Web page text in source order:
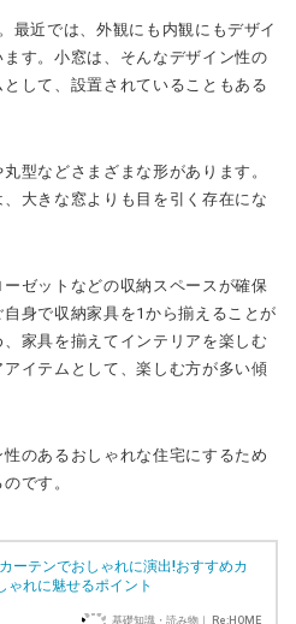
最近では、外観にも内観にもデザイ
ます。小窓は、そんなデザイン性の
して、設置されていることもある
型などさまざまな形があります。
大きな窓よりも目を引く存在にな
ゼットなどの収納スペースが確保
身で収納家具を1から揃えることが
、家具を揃えてインテリアを楽しむ
イテムとして、楽しむ方が多い傾
のあるおしゃれな住宅にするため
です。
ーテンでおしゃれに演出!おすすめカ
ゃれに魅せるポイント
基礎知識・読み物｜ Re:HOME